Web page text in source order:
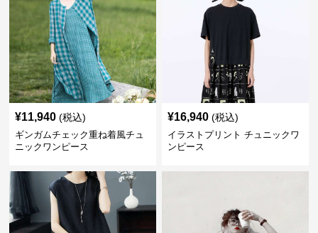
¥11,940 (税込)
ギンガムチェック重ね着風チュ
ニックワンピース
¥16,940 (税込)
イラストプリント チュニックワ
ンピース